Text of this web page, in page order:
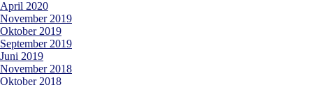
April 2020
November 2019
Oktober 2019
September 2019
Juni 2019
November 2018
Oktober 2018